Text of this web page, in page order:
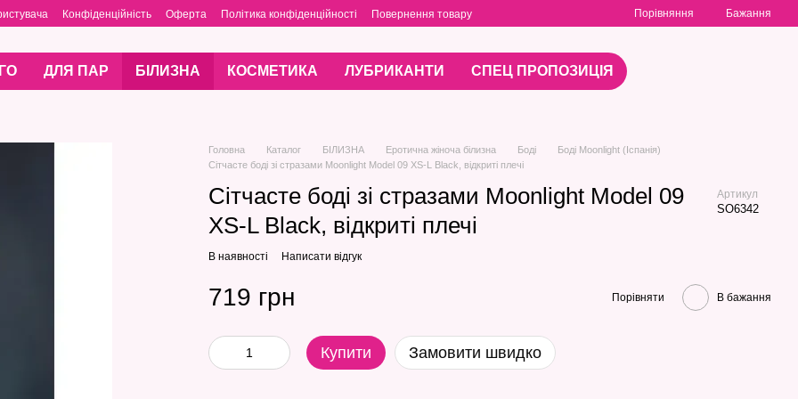
Конфіденційність Оферта Політика конфіденційності Повернення товару Порівняння Бажання
ДЛЯ ПАР БІЛИЗНА КОСМЕТИКА ЛУБРИКАНТИ СПЕЦ ПРОПОЗИЦІЯ
Головна Каталог БІЛИЗНА Еротична жіноча білизна Боді
Боді Moonlight (Іспанія)
Сітчасте боді зі стразами Moonlight Model 09 XS-L Black, відкриті плечі
Сітчасте боді зі стразами Moonlight Model 09
XS-L Black, відкриті плечі
Артикул
SO6342
В наявності Написати відгук
719 грн Порівняти В бажання
Купити Замовити швидко